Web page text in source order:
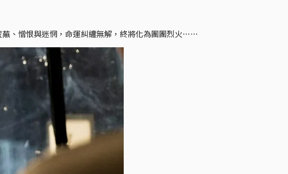
蕪、憎恨與迷惘，命運糾纏無解，終將化為團團烈火⋯⋯